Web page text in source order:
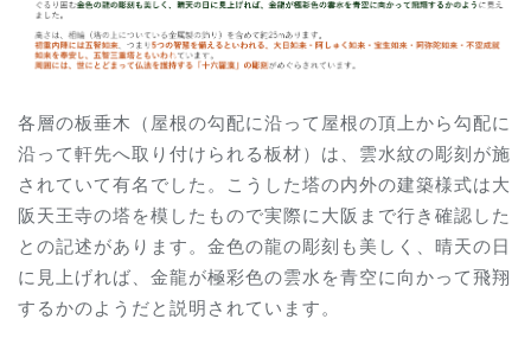
各層の板垂木（屋根の勾配に沿って屋根の頂上から勾配に
沿って軒先へ取り付けられる板材）は、雲水紋の彫刻が施
されていて有名でした。こうした塔の内外の建築様式は大
阪天王寺の塔を模したもので実際に大阪まで行き確認した
との記述があります。金色の龍の彫刻も美しく、晴天の日
に見上げれば、金龍が極彩色の雲水を青空に向かって飛翔
するかのようだと説明されています。